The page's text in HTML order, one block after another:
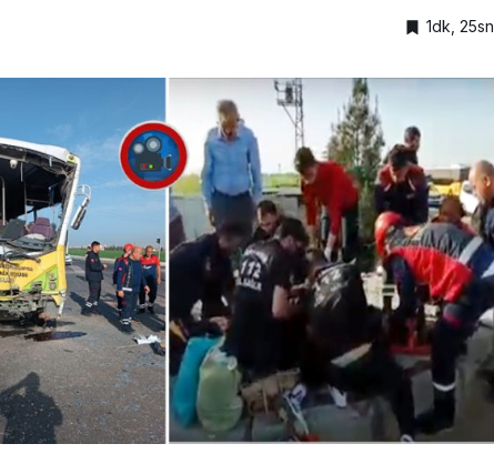
1dk, 25sn